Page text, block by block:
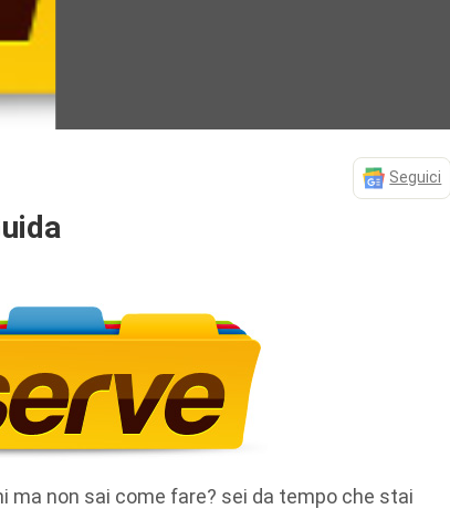
Seguici
ma non sai come fare? sei da tempo che stai